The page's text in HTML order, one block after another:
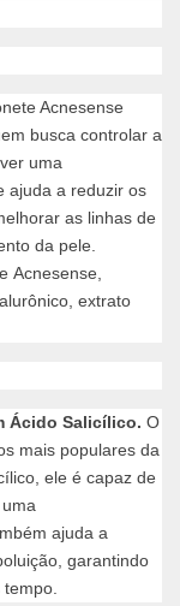
Acnesense
busca controlar a
uma
ajuda a reduzir os
as linhas de
da pele.
Acnesense,
extrato
Ácido Salicílico. O
mais populares da
ele é capaz de
ajuda a
garantindo